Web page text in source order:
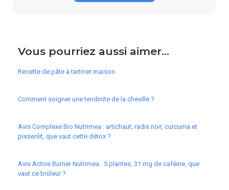
Vous pourriez aussi aimer...
Recette de pâte à tartiner maison
Comment soigner une tendinite de la cheville ?
Avis Complexe Bio Nutrimea : artichaut, radis noir, curcuma et
pissenlit, que vaut cette détox ?
Avis Active Burner Nutrimea : 5 plantes, 31 mg de caféine, que
vaut ce brûleur ?